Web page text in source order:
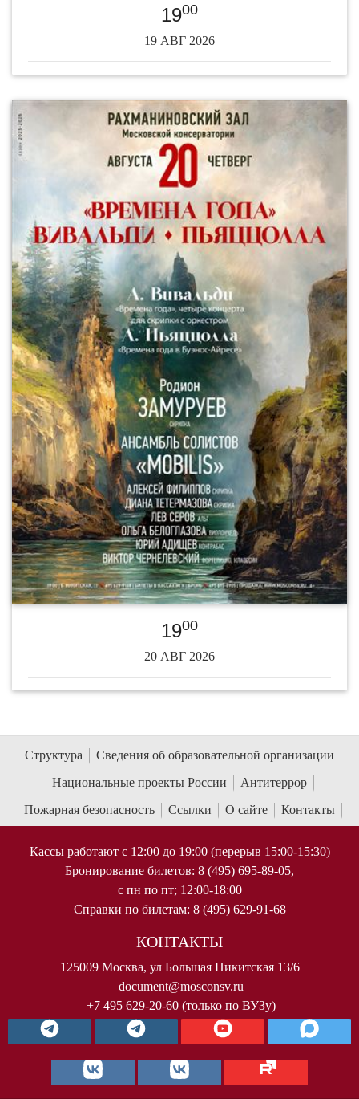
1900
19 АВГ 2026
1900
20 АВГ 2026
Структура
Сведения об образовательной организации
Национальные проекты России
Антитеррор
Пожарная безопасность
Ссылки О сайте Контакты
Кассы работают с 12:00 до 19:00 (перерыв 15:00-15:30)
Бронирование билетов: 8 (495) 695-89-05,
с пн по пт; 12:00-18:00
Справки по билетам: 8 (495) 629-91-68
КОНТАКТЫ
125009 Москва, ул Большая Никитская 13/6
document@mosconsv.ru
+7 495 629-20-60 (только по ВУЗу)